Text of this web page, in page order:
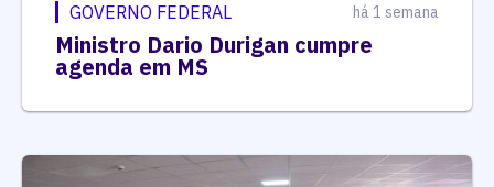
GOVERNO FEDERAL há 1 semana
Ministro Dario Durigan cumpre
agenda em MS